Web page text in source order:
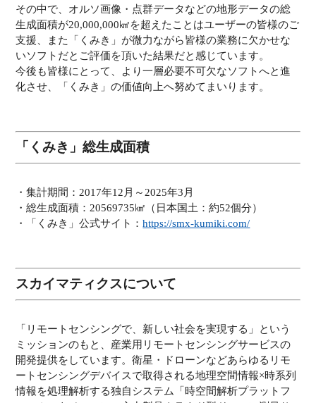
その中で、オルソ画像・点群データなどの地形データの総
生成面積が20,000,000㎢を超えたことはユーザーの皆様のご
支援、また「くみき」が微力ながら皆様の業務に欠かせな
いソフトだとご評価を頂いた結果だと感じています。
今後も皆様にとって、より一層必要不可欠なソフトへと進
化させ、「くみき」の価値向上へ努めてまいります。
「くみき」総生成面積
・集計期間：2017年12月～2025年3月
・総生成面積：20569735㎢（日本国土：約52個分）
・「くみき」公式サイト：https://smx-kumiki.com/
スカイマティクスについて
「リモートセンシングで、新しい社会を実現する」という
ミッションのもと、産業用リモートセンシングサービスの
開発提供をしています。衛星・ドローンなどあらゆるリモ
ートセンシングデバイスで取得される地理空間情報×時系列
情報を処理解析する独自システム「時空間解析プラットフ